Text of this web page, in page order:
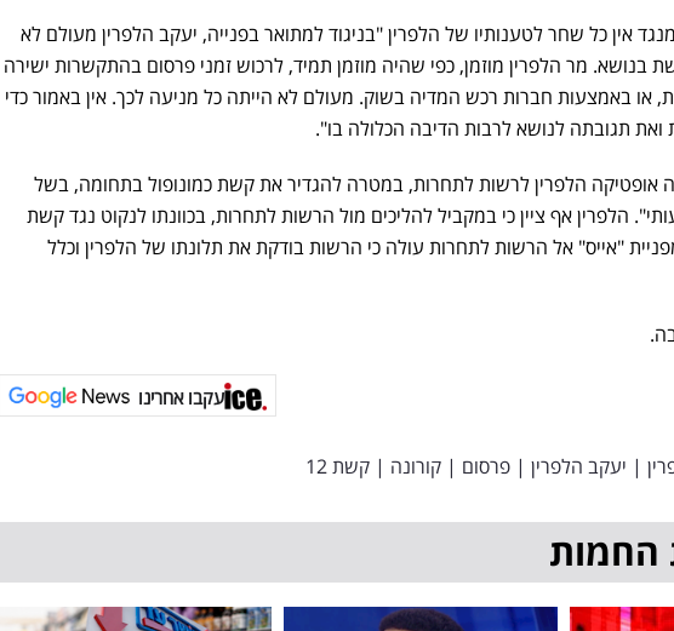
אין כל שחר לטענותיו של הלפרין "בניגוד למתואר בפנייה, יעקב הלפרין מעולם לא
בנושא. מר הלפרין מוזמן, כפי שהיה מוזמן תמיד, לרכוש זמני פרסום בהתקשרות ישירה
או באמצעות חברות רכש המדיה בשוק. מעולם לא הייתה כל מניעה לכך. אין באמור כדי
תגובתה לנושא לרבות הדיבה הכלולה בו".
אופטיקה הלפרין לרשות לתחרות, במטרה להגדיר את קשת כמונופול בתחומה, בשל
הלפרין אף ציין כי במקביל להליכים מול הרשות לתחרות, בכוונתו לנקוט נגד קשת
"אייס" אל הרשות לתחרות עולה כי הרשות בודקת את תלונתו של הלפרין וכלל
עקבו אחרינו
| יעקב הלפרין | פרסום | קורונה | קשת 12
החמות